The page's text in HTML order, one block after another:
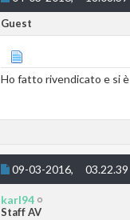
Guest
Ho fatto rivendicato e si
09-03-2016, 03.22.39
karl94
Staff AV